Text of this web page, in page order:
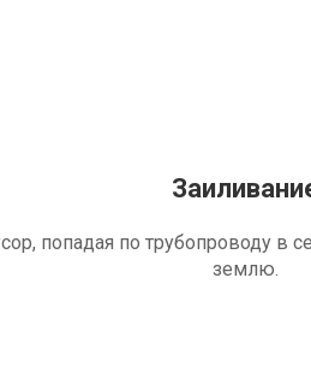
попадая по трубопроводу в
землю.